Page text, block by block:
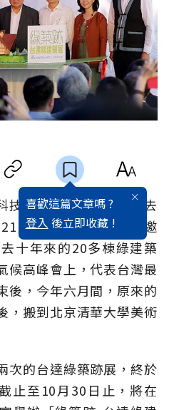
喜歡這篇文章嗎 ?
登入 後立即收藏 !
技公司之一台達集團，去
屆氣候高峰會上，受邀
十年來的20多棟綠建築
候高峰會上，代表台灣最
後，今年六月間，原來的
，搬到北京清華大學美術
次的台達綠築跡展，終於
止至10月30日止，將在